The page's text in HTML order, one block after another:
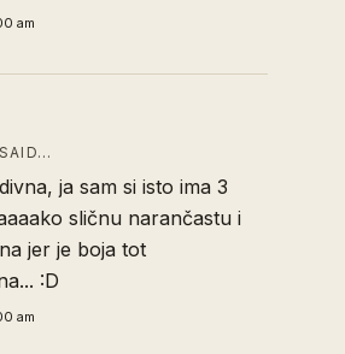
am
ja sam si isto ima 3
sličnu narančastu i
jer je boja tot
:D
am